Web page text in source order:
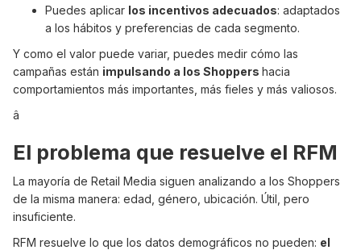
Puedes aplicar los incentivos adecuados: adaptados
a los hábitos y preferencias de cada segmento.
Y como el valor puede variar, puedes medir cómo las
campañas están impulsando a los Shoppers hacia
comportamientos más importantes, más fieles y más valiosos.
â
El problema que resuelve el RFM
La mayoría de Retail Media siguen analizando a los Shoppers
de la misma manera: edad, género, ubicación. Útil, pero
insuficiente.
RFM resuelve lo que los datos demográficos no pueden: el